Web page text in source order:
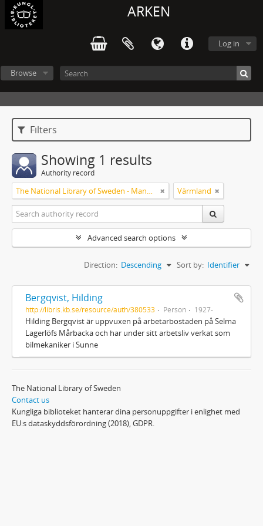
ARKEN
Log in
Browse
Filters
Showing 1 results
Authority record
The National Library of Sweden - Manuscripts Collections Värmland
Advanced search options
Sort by: Identifier
Direction: Descending
Bergqvist, Hilding
http://libris.kb.se/resource/auth/380533 Person 1927-
Hilding Bergqvist är uppvuxen på arbetarbostaden på Selma
Lagerlöfs Mårbacka och har under sitt arbetsliv verkat som
bilmekaniker i Sunne
The National Library of Sweden
Contact us
Kungliga biblioteket hanterar dina personuppgifter i enlighet med
EU:s dataskyddsförordning (2018), GDPR.